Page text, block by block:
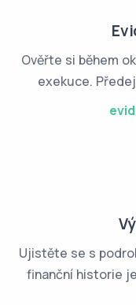
Ověřte si během
exekuce.
Ujistěte se s
finanční historie